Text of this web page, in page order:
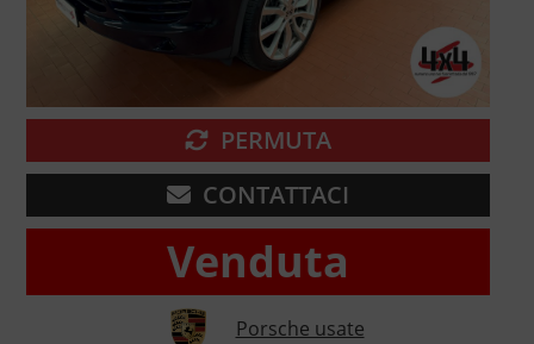
PERMUTA
CONTATTACI
Venduta
Porsche usate